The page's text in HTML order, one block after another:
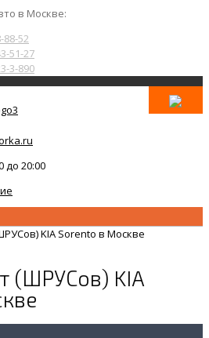
в Москве:
88-52
51-27
3-890
до 20:00
KIA Sorento в Москве
(ШРУСов) KIA